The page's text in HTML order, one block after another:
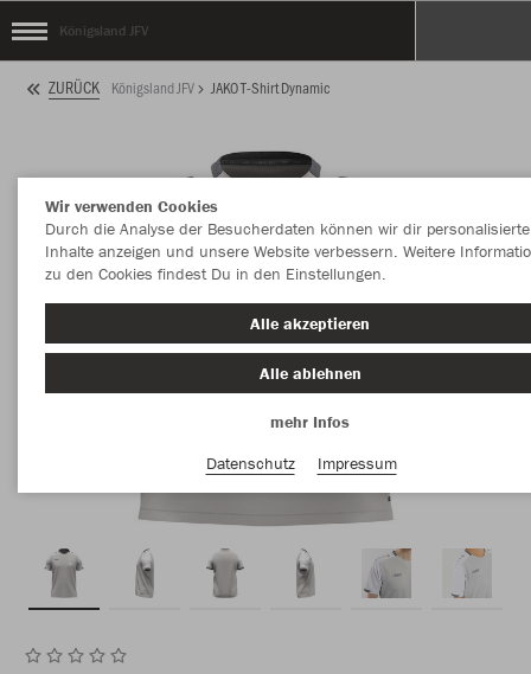
Königsland JFV
ZURÜCK Königsland JFV JAKO T-Shirt Dynamic
Wir verwenden Cookies
Durch die Analyse der Besucherdaten können wir dir personalisierte
Inhalte anzeigen und unsere Website verbessern. Weitere
zu den Cookies findest Du in den Einstellungen.
Alle akzeptieren
Alle ablehnen
mehr Infos
Datenschutz
Impressum